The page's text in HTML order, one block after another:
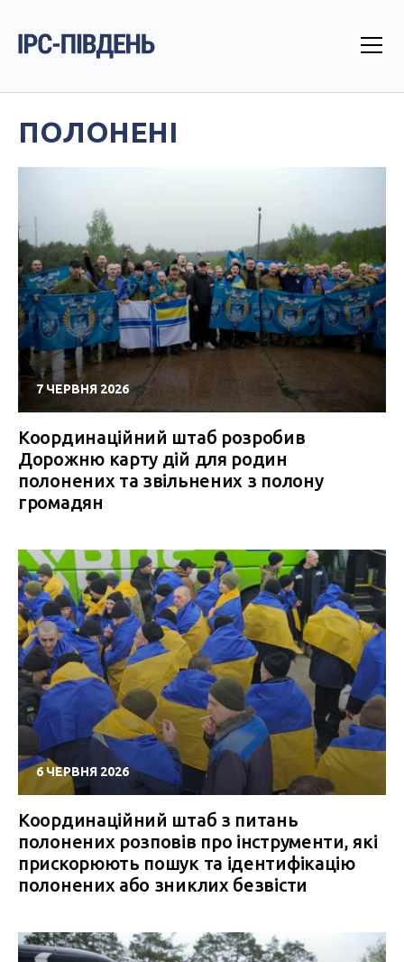
ПОЛОНЕНІ
7 ЧЕРВНЯ 2026
Координаційний штаб розробив
Дорожню карту дій для родин
полонених та звільнених з полону
громадян
6 ЧЕРВНЯ 2026
Координаційний штаб з питань
полонених розповів про інструменти, які
прискорюють пошук та ідентифікацію
полонених або зниклих безвісти